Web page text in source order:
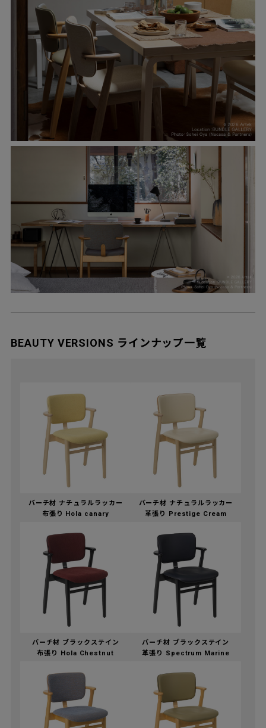
BEAUTY VERSIONS ラインナップ一覧
バーチ材 ナチュラルラッカー
布張り Hola canary
バーチ材 ナチュラルラッカー
革張り Prestige Cream
バーチ材 ブラックステイン
布張り Hola Chestnut
バーチ材 ブラックステイン
革張り Spectrum Marine